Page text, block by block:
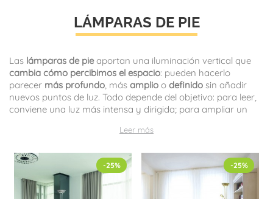
LÁMPARAS DE PIE
Las lámparas de pieaportan una iluminación vertical que
cambia cómo percibimos el espacio: pueden hacerlo
parecer más profundo, más amplio o definido sin añadir
nuevos puntos de luz. Todo depende del objetivo: para leer,
conviene una luz más intensa y dirigida; para ampliar un
diferenciar zonas, funciona jugar con
Leer más
-25% -25%